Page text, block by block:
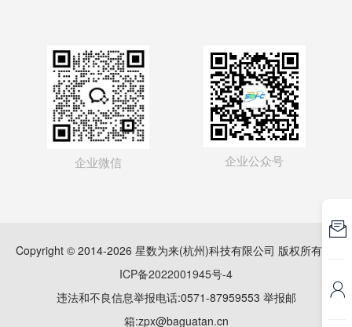
企业微信 企业公众号
Copyright © 2014-2026 星数为来(杭州)科技有限公司 版权所有
ICP备2022001945号-4
违法和不良信息举报电话:0571-87959553 举报邮
箱:zpx@baguatan.cn

